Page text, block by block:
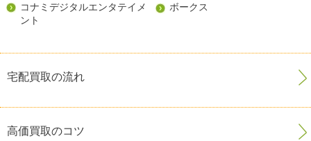
コナミデジタルエンタテイメ
ント
ボークス
宅配買取の流れ
高価買取のコツ